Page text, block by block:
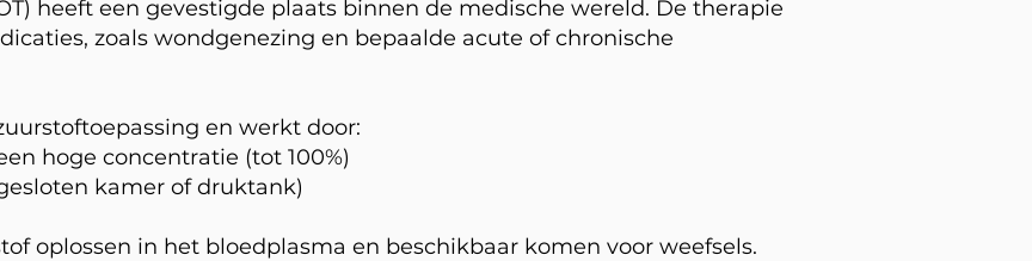
heeft een gevestigde plaats binnen de medische wereld. De therapie
zoals wondgenezing en bepaalde acute of chronische
en werkt door:
hoge concentratie (tot 100%)
kamer of druktank)
oplossen in het bloedplasma en beschikbaar komen voor weefsels.